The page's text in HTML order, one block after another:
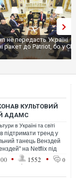
не передасть Україні
ракет до Patriot, бо у
КУЛЬТОВИЙ
АДАМС
в Україні та світі
підтримати тренд у
танець Венздей
на Netflix під
Mary.
• 1552 • 0